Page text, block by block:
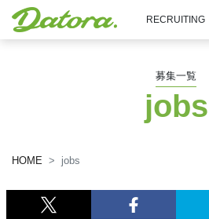
RECRUITING
募集一覧
jobs
HOME jobs